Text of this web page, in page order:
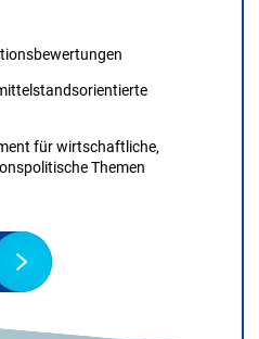
für wirtschaftliche,
Themen